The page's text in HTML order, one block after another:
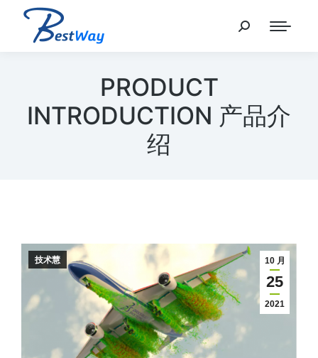
PRODUCT
INTRODUCTION 产品介
绍
10 月
25
2021
技术慧